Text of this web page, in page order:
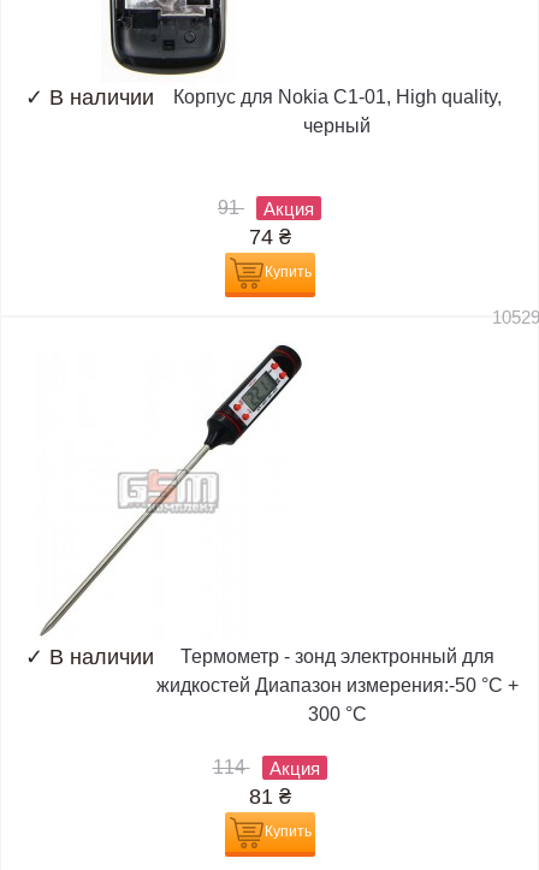
✓ В наличии
Корпус для Nokia C1-01, High quality,
черный
91 Акция
74 ₴
Купить
✓ В наличии
Термометр - зонд электронный для
жидкостей Диапазон измерения:-50 °C +
300 °C
114 Акция
81 ₴
Купить